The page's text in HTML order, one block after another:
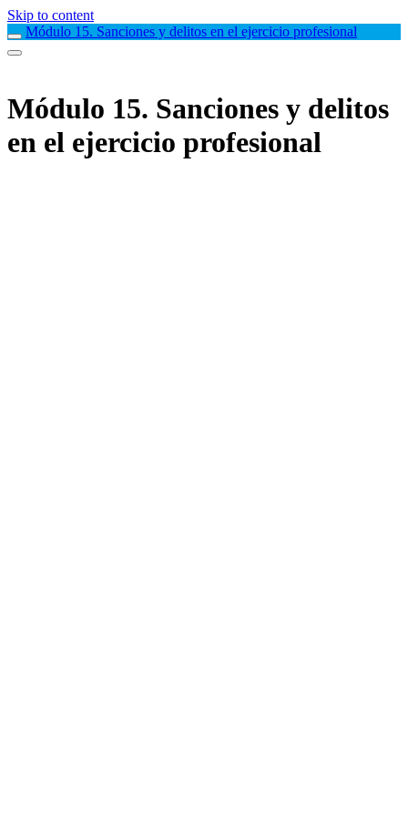
Skip to content
Módulo 15. Sanciones y delitos en el ejercicio profesional
Módulo 15. Sanciones y delitos
en el ejercicio profesional